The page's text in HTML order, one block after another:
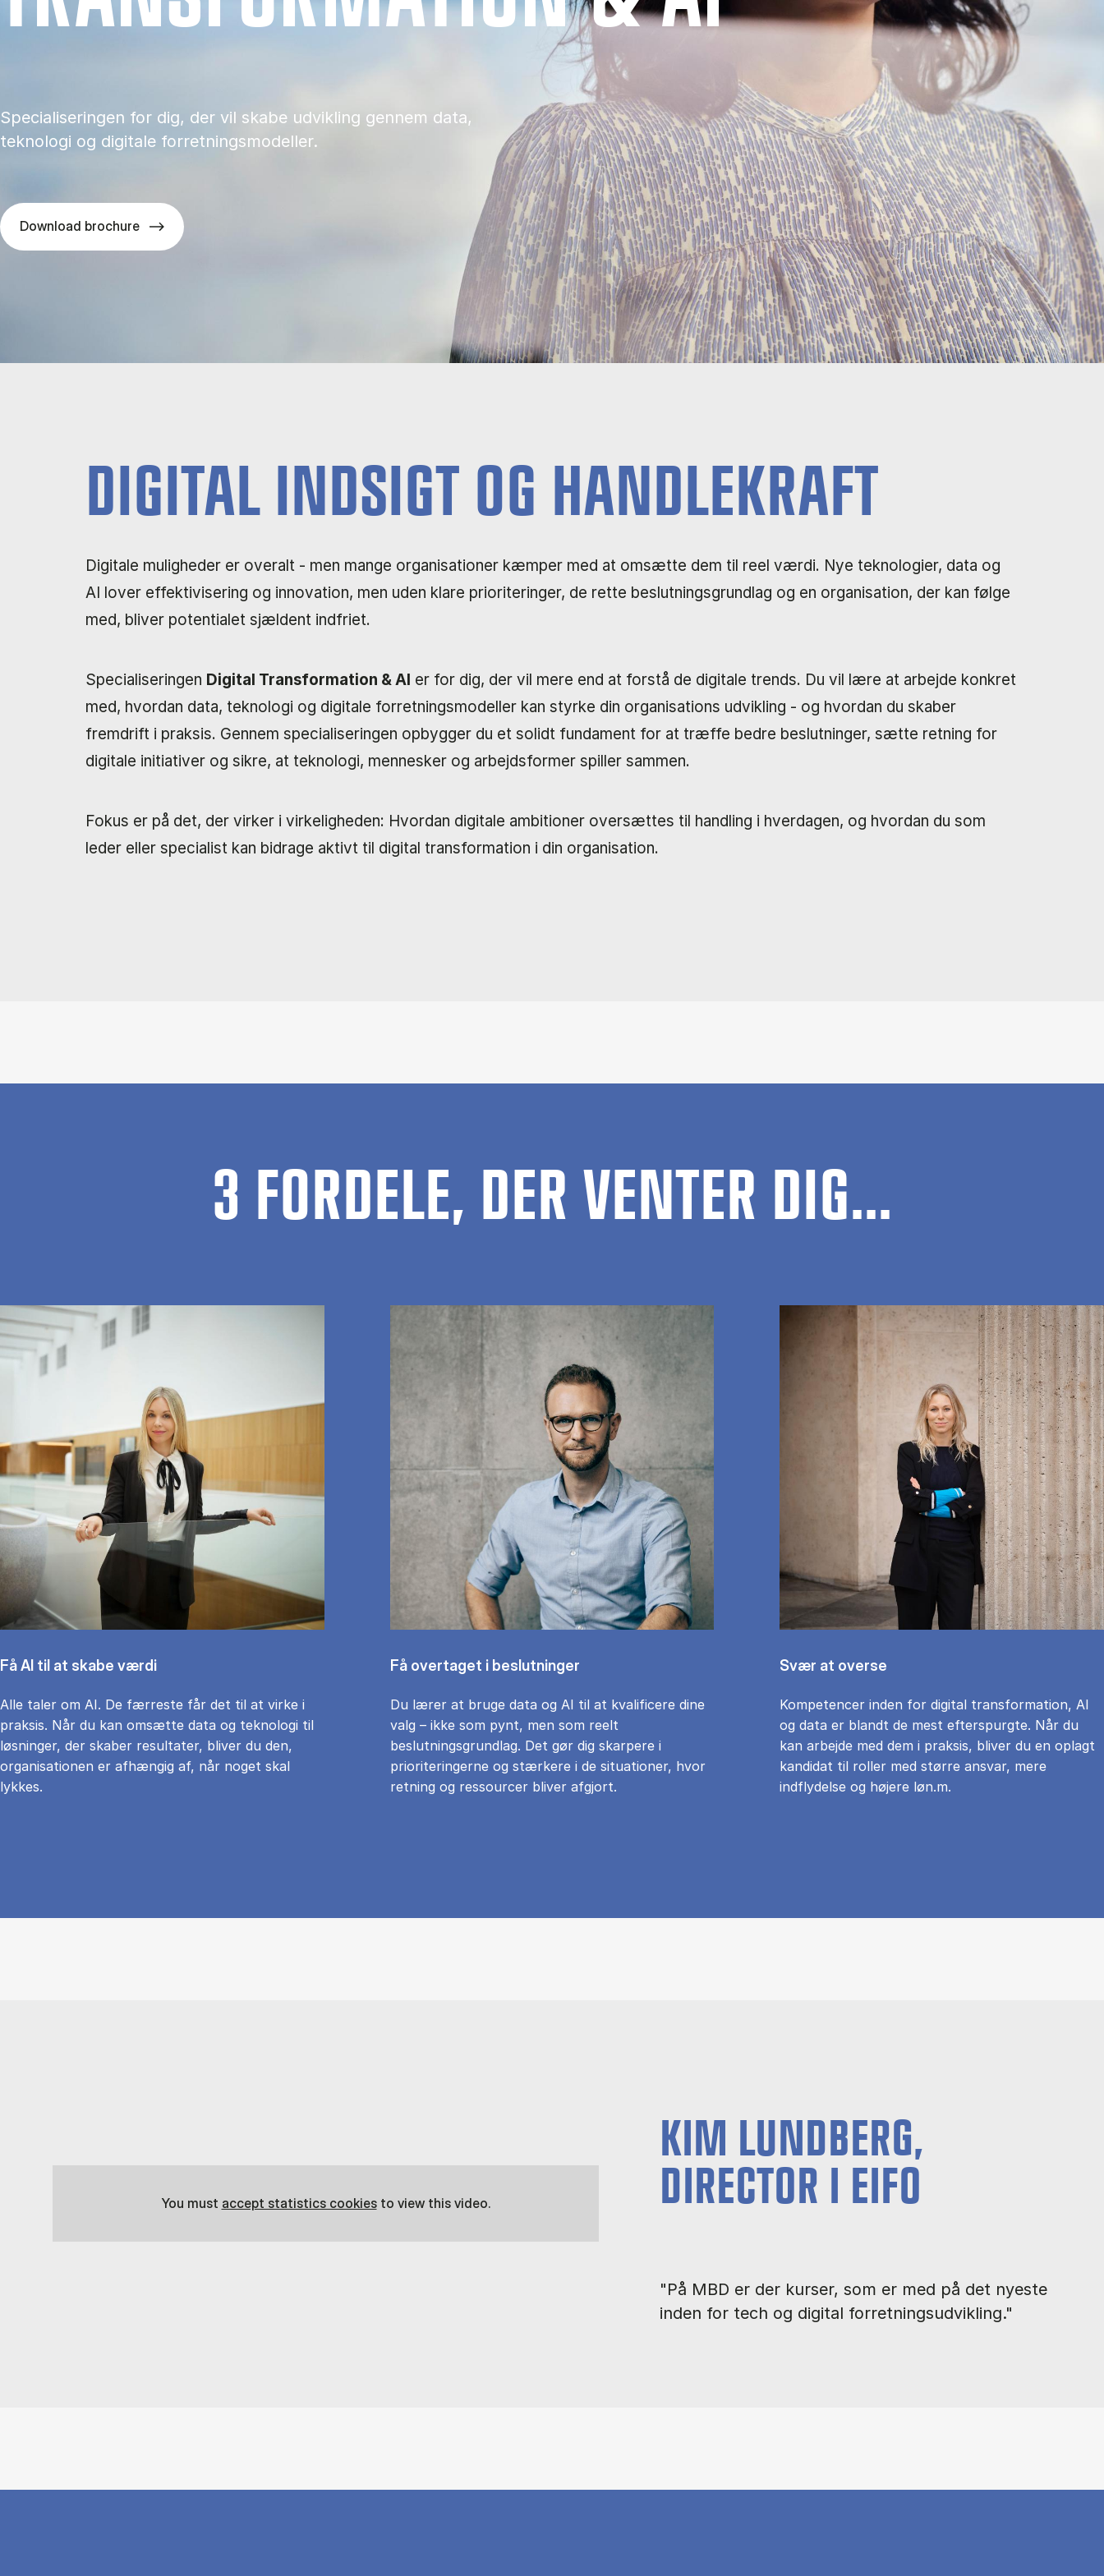
Specialiseringen for dig, der vil skabe udvikling gennem data,
teknologi og digitale forretningsmodeller.
Download brochure
DIGITAL INDSIGT OG HANDLEKRAFT
Digitale muligheder er overalt - men mange organisationer kæmper med at omsætte dem til reel værdi. Nye teknologier, data og
AI lover effektivisering og innovation, men uden klare prioriteringer, de rette beslutningsgrundlag og en organisation, der kan følge
med, bliver potentialet sjældent indfriet.
Specialiseringen Digital Transformation & AI er for dig, der vil mere end at forstå de digitale trends. Du vil lære at arbejde konkret
med, hvordan data, teknologi og digitale forretningsmodeller kan styrke din organisations udvikling - og hvordan du skaber
fremdrift i praksis. Gennem specialiseringen opbygger du et solidt fundament for at træffe bedre beslutninger, sætte retning for
digitale initiativer og sikre, at teknologi, mennesker og arbejdsformer spiller sammen.
Fokus er på det, der virker i virkeligheden: Hvordan digitale ambitioner oversættes til handling i hverdagen, og hvordan du som
leder eller specialist kan bidrage aktivt til digital transformation i din organisation.
3 FORDELE, DER VENTER DIG...
Få AI til at skabe værdi
Alle taler om AI. De færreste får det til at virke i
praksis. Når du kan omsætte data og teknologi til
løsninger, der skaber resultater, bliver du den,
organisationen er afhængig af, når noget skal
lykkes.
Få overtaget i beslutninger
Du lærer at bruge data og AI til at kvalificere dine
valg – ikke som pynt, men som reelt
beslutningsgrundlag. Det gør dig skarpere i
prioriteringerne og stærkere i de situationer, hvor
retning og ressourcer bliver afgjort.
Svær at overse
Kompetencer inden for digital transformation, AI
og data er blandt de mest efterspurgte. Når du
kan arbejde med dem i praksis, bliver du en oplagt
kandidat til roller med større ansvar, mere
indflydelse og højere løn.m.
KIM LUNDBERG,
DIRECTOR I EIFO
"På MBD er der kurser, som er med på det nyeste
inden for tech og digital forretningsudvikling."
You must accept statistics cookiesto view this video.